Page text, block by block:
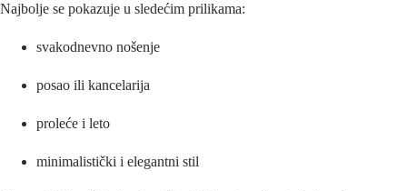
Najbolje se pokazuje u sledećim prilikama:
svakodnevno nošenje
posao ili kancelarija
proleće i leto
minimalistički i elegantni stil